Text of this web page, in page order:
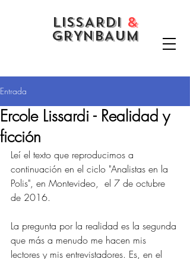
LISSARDI &
GRYNBAUM
Entrada
Ercole Lissardi - Realidad y
ficción
Leí el texto que reproducimos a
continuación en el ciclo "Analistas en la
Polis", en Montevideo,  el 7 de octubre
de 2016.
La pregunta por la realidad es la segunda
que más a menudo me hacen mis
lectores y mis entrevistadores. Es, en el